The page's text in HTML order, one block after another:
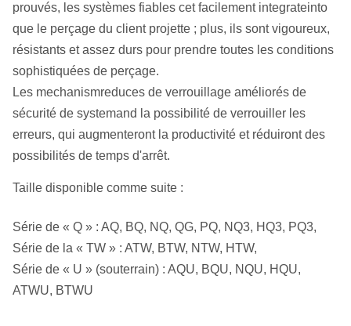
prouvés, les systèmes fiables cet facilement integrateinto
que le perçage du client projette ; plus, ils sont vigoureux,
résistants et assez durs pour prendre toutes les conditions
sophistiquées de perçage.
Les mechanismreduces de verrouillage améliorés de
sécurité de systemand la possibilité de verrouiller les
erreurs, qui augmenteront la productivité et réduiront des
possibilités de temps d'arrêt.
Taille disponible comme suite :
Série de « Q » : AQ, BQ, NQ, QG, PQ, NQ3, HQ3, PQ3,
Série de la « TW » : ATW, BTW, NTW, HTW,
Série de « U » (souterrain) : AQU, BQU, NQU, HQU,
ATWU, BTWU